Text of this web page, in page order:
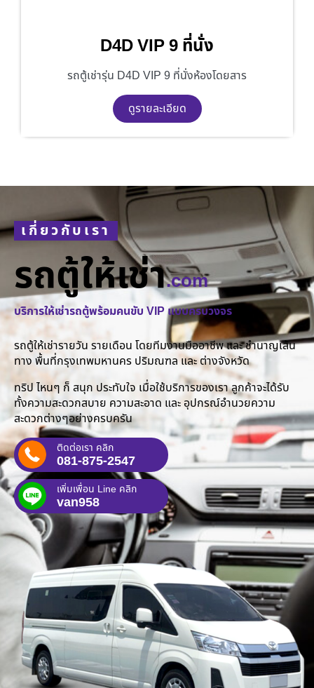
D4D VIP 9 ที่นั่ง
รถตู้เช่ารุ่น D4D VIP 9 ที่นั่งห้องโดยสาร
ดูรายละเอียด
เกี่ยวกับเรา
รถตู้ให้เช่า.com
บริการให้เช่ารถตู้พร้อมคนขับ VIP แบบครบวงจร
รถตู้ให้เช่ารายวัน รายเดือน โดยทีมงานมืออาชีพ และ ชำนาญเส้น
ทาง พื้นที่กรุงเทพมหานคร ปริมณฑล และ ต่างจังหวัด
ทริป ไหนๆ ก็ สนุก ประทับใจ เมื่อใช้บริการของเรา ลูกค้าจะได้รับ
ทั้งความสะดวกสบาย ความสะอาด และ อุปกรณ์อำนวยความ
สะดวกต่างๆอย่างครบครัน
ติดต่อเรา คลิก
081-875-2547
เพิ่มเพื่อน Line คลิก
van958